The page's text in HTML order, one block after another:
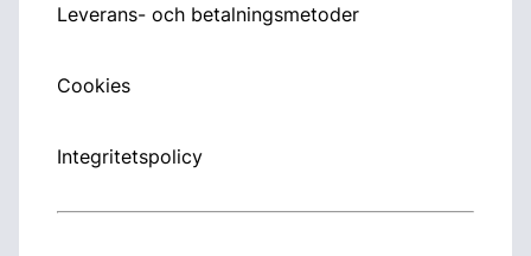
Leverans- och betalningsmetoder
Cookies
Integritetspolicy